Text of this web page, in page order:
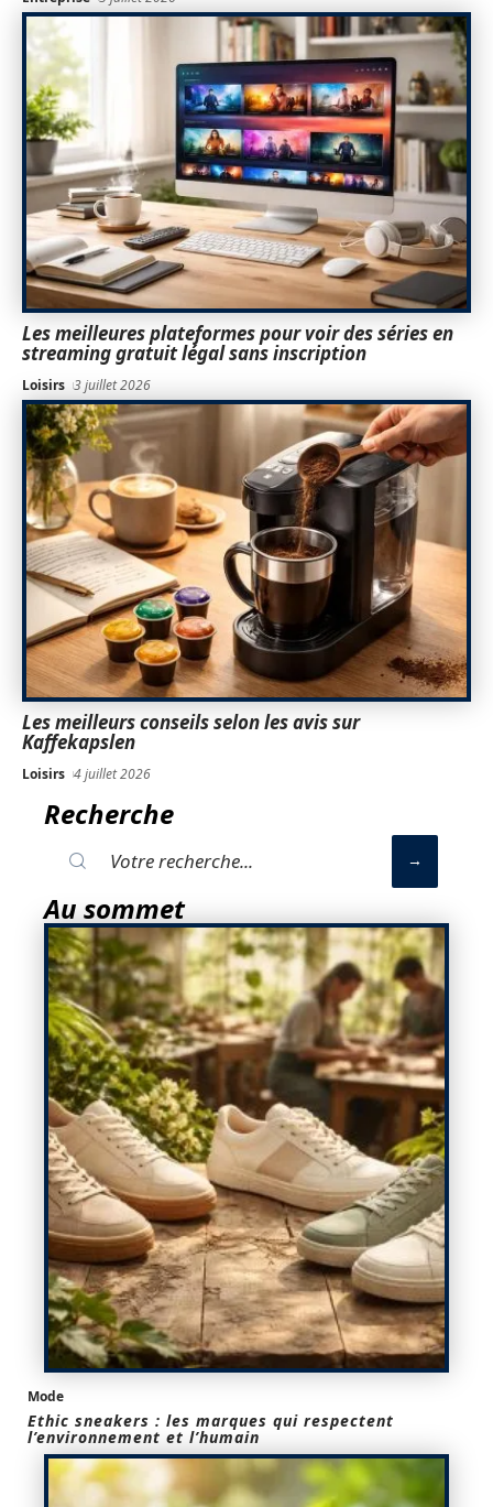
Les meilleures plateformes pour voir des séries en
streaming gratuit légal sans inscription
Loisirs 3 juillet 2026
Les meilleurs conseils selon les avis sur
Kaffekapslen
Loisirs 4 juillet 2026
Recherche
Au sommet
Mode
Ethic sneakers : les marques qui respectent
l’environnement et l’humain